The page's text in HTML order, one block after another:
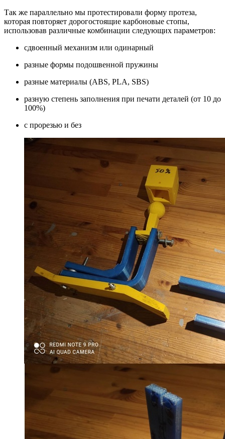
Так же параллельно мы протестировали форму протеза,
которая повторяет дорогостоящие карбоновые стопы,
использовав различные комбинации следующих параметров:
сдвоенный механизм или одинарный
разные формы подошвенной пружины
разные материалы (ABS, PLA, SBS)
разную степень заполнения при печати деталей (от 10 до
100%)
с прорезью и без